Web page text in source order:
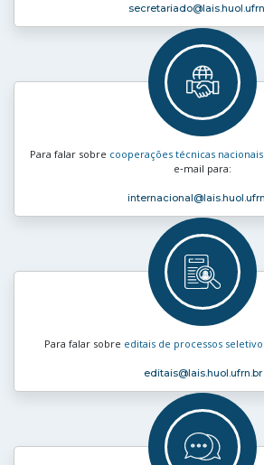
secretariado
Para falar sobre cooperações técnicas
e‑mail para:
internacional
Para falar sobre editais de processos
editais@lais.huol.ufrn.br